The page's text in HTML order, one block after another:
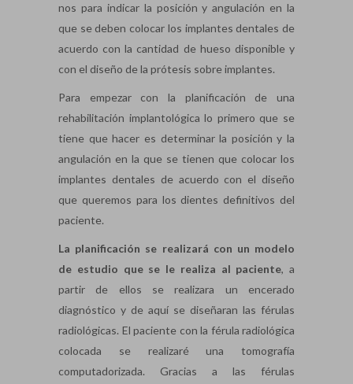
nos para indicar la posición y angulación en la
que se deben colocar los implantes dentales de
acuerdo con la cantidad de hueso disponible y
con el diseño de la prótesis sobre implantes.
Para empezar con la planificación de una
rehabilitación implantológica lo primero que se
tiene que hacer es determinar la posición y la
angulación en la que se tienen que colocar los
implantes dentales de acuerdo con el diseño
que queremos para los dientes definitivos del
paciente.
La planificación se realizará con un modelo
de estudio que se le realiza al paciente, a
partir de ellos se realizara un encerado
diagnóstico y de aquí se diseñaran las férulas
radiológicas. El paciente con la férula radiológica
colocada se realizaré una tomografía
computadorizada. Gracias a las férulas